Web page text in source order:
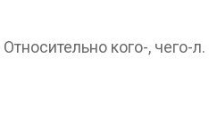
Относительно кого-, чего-л.